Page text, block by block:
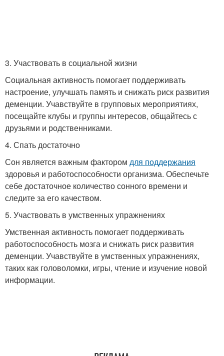
3. Участвовать в социальной жизни
Социальная активность помогает поддерживать
настроение, улучшать память и снижать риск развития
деменции. Учавствуйте в групповых мероприятиях,
посещайте клубы и группы интересов, общайтесь с
друзьями и родственниками.
4. Спать достаточно
Сон является важным фактором для поддержания
здоровья и работоспособности организма. Обеспечьте
себе достаточное количество сонного времени и
следите за его качеством.
5. Участвовать в умственных упражнениях
Умственная активность помогает поддерживать
работоспособность мозга и снижать риск развития
деменции. Учавствуйте в умственных упражнениях,
таких как головоломки, игры, чтение и изучение новой
информации.